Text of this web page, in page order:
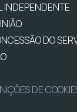
INDEPENDENTE
DO
DE